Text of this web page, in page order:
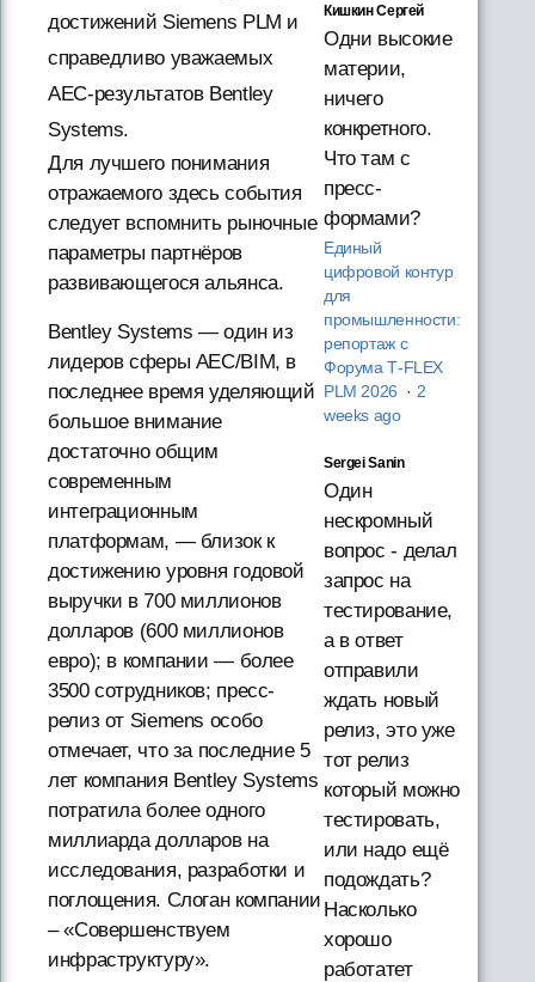
достижений Siemens PLM и
справедливо уважаемых
AEC-результатов Bentley
Systems.
Для лучшего понимания
отражаемого здесь события
следует вспомнить рыночные
параметры партнёров
развивающегося альянса.
Bentley Systems — один из
лидеров сферы AEC/BIM, в
последнее время уделяющий
большое внимание
достаточно общим
современным
интеграционным
платформам, — близок к
достижению уровня годовой
выручки в 700 миллионов
долларов (600 миллионов
евро); в компании — более
3500 сотрудников; пресс-
релиз от Siemens особо
отмечает, что за последние 5
лет компания Bentley Systems
потратила более одного
миллиарда долларов на
исследования, разработки и
поглощения. Слоган компании
– «Совершенствуем
инфраструктуру».
Кишкин Сергей
Одни высокие
материи,
ничего
конкретного.
Что там с
пресс-
формами?
Единый
цифровой контур
для
промышленности:
репортаж с
Форума T‑FLEX
PLM 2026 · 2
weeks ago
Sergei Sanin
Один
нескромный
вопрос - делал
запрос на
тестирование,
а в ответ
отправили
ждать новый
релиз, это уже
тот релиз
который можно
тестировать,
или надо ещё
подождать?
Насколько
хорошо
работатет